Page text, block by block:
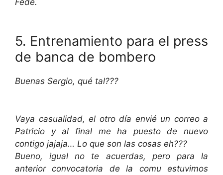
5. Entrenamiento para el press
de banca de bombero
Buenas Sergio, qué tal???
Vaya casualidad, el otro día envié un correo a
Patricio y al final me ha puesto de nuevo
contigo jajaja… Lo que son las cosas eh???
Bueno, igual no te acuerdas, pero para la
anterior convocatoria de la comu estuvimos